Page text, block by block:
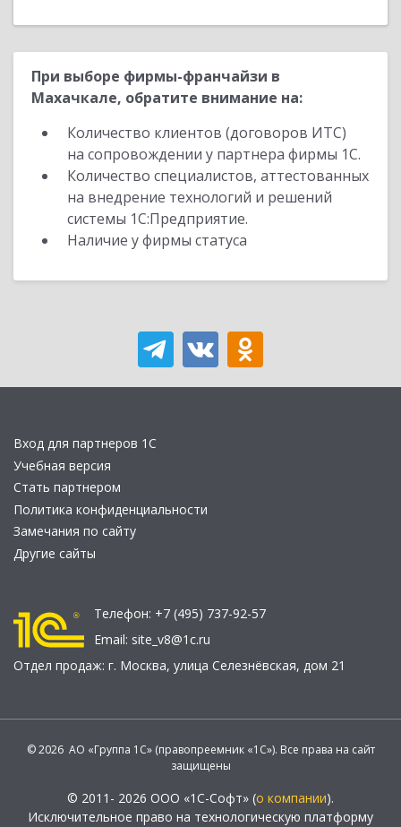
При выборе фирмы-франчайзи в
Махачкале, обратите внимание на:
Количество клиентов (договоров ИТС)
на сопровождении у партнера фирмы 1С.
Количество специалистов, аттестованных
на внедрение технологий и решений
системы 1С:Предприятие.
Наличие у фирмы статуса
Вход для партнеров 1С
Учебная версия
Стать партнером
Политика конфиденциальности
Замечания по сайту
Другие сайты
Телефон: +7 (495) 737-92-57
Email: site_v8@1c.ru
Отдел продаж: г. Москва, улица Селезнёвская, дом 21
© 2026 АО «Группа 1С» (правопреемник «1С»). Все права на сайт
защищены
© 2011- 2026 ООО «1С-Софт» (о компании).
Исключительное право на технологическую платформу